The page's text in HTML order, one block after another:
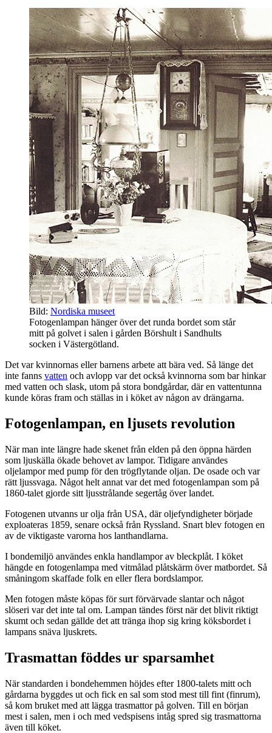
Bild: Nordiska museet
Fotogenlampan hänger över det runda bordet som står
mitt på golvet i salen i gården Börshult i Sandhults
socken i Västergötland.
Det var kvinnornas eller barnens arbete att bära ved. Så länge det
inte fanns vatten och avlopp var det också kvinnorna som bar hinkar
med vatten och slask, utom på stora bondgårdar, där en vattentunna
kunde köras fram och ställas in i köket av någon av drängarna.
Fotogenlampan, en ljusets revolution
När man inte längre hade skenet från elden på den öppna härden
som ljuskälla ökade behovet av lampor. Tidigare användes
oljelampor med pump för den trögflytande oljan. De osade och var
rätt ljussvaga. Något helt annat var det med fotogenlampan som på
1860-talet gjorde sitt ljusstrålande segertåg över landet.
Fotogenen utvanns ur olja från USA, där oljefyndigheter började
exploateras 1859, senare också från Ryssland. Snart blev fotogen en
av de viktigaste varorna hos lanthandlarna.
I bondemiljö användes enkla handlampor av bleckplåt. I köket
hängde en fotogenlampa med vitmålad plåtskärm över matbordet. Så
småningom skaffade folk en eller flera bordslampor.
Men fotogen måste köpas för surt förvärvade slantar och något
slöseri var det inte tal om. Lampan tändes först när det blivit riktigt
skumt och sedan gällde det att tränga ihop sig kring köksbordet i
lampans snäva ljuskrets.
Trasmattan föddes ur sparsamhet
När standarden i bondehemmen höjdes efter 1800-talets mitt och
gårdarna byggdes ut och fick en sal som stod mest till fint (finrum),
så kom bruket med att lägga trasmattor på golven. Till en början
mest i salen, men i och med vedspisens intåg spred sig trasmattorna
även till köket.